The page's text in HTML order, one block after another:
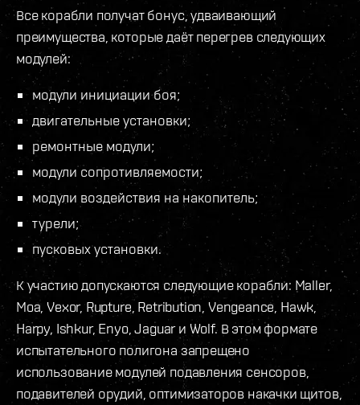
Все корабли получат бонус, удваивающий
преимущества, которые даёт перегрев следующих
модулей:
модули инициации боя;
двигательные установки;
ремонтные модули;
модули сопротивляемости;
модули воздействия на накопитель;
турели;
пусковых установки.
К участию допускаются следующие корабли: Maller,
Moa, Vexor, Rupture, Retribution, Vengeance, Hawk,
Harpy, Ishkur, Enyo, Jaguar и Wolf. В этом формате
испытательного полигона запрещено
использование модулей подавления сенсоров,
подавителей орудий, оптимизаторов накачки щитов,